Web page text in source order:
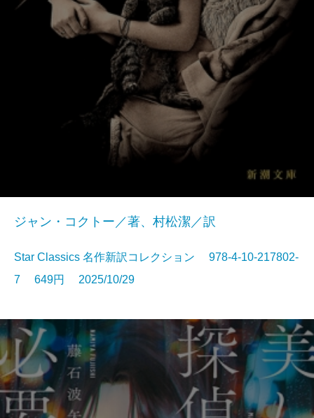
ジャン・コクトー／著、村松潔／訳
Star Classics 名作新訳コレクション 978-4-10-217802-
7 649円 2025/10/29